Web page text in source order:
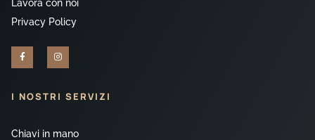
Lavora con noi
Privacy Policy
I NOSTRI SERVIZI
Chiavi in mano